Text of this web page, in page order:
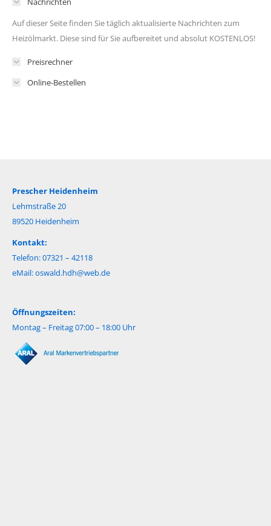
Auf dieser Seite finden Sie täglich aktualisierte Nachrichten zum
Heizölmarkt. Diese sind für Sie aufbereitet und absolut KOSTENLOS!
Preisrechner
Online-Bestellen
Prescher Heidenheim
Lehmstraße 20
89520 Heidenheim
Kontakt:
Telefon: 07321 – 42118
eMail:oswald.hdh@web.de
Öffnungszeiten:
Montag – Freitag 07:00 – 18:00 Uhr